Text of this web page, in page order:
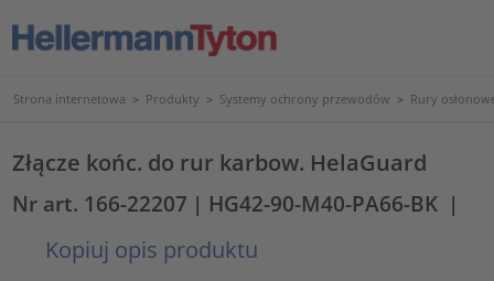
Strona internetowa > Produkty > Systemy ochrony przewodów > Rury
Złącze końc. do rur karbow. HelaGuard
Nr art. 166-22207 | HG42-90-M40-PA66-BK |
Kopiuj opis produktu